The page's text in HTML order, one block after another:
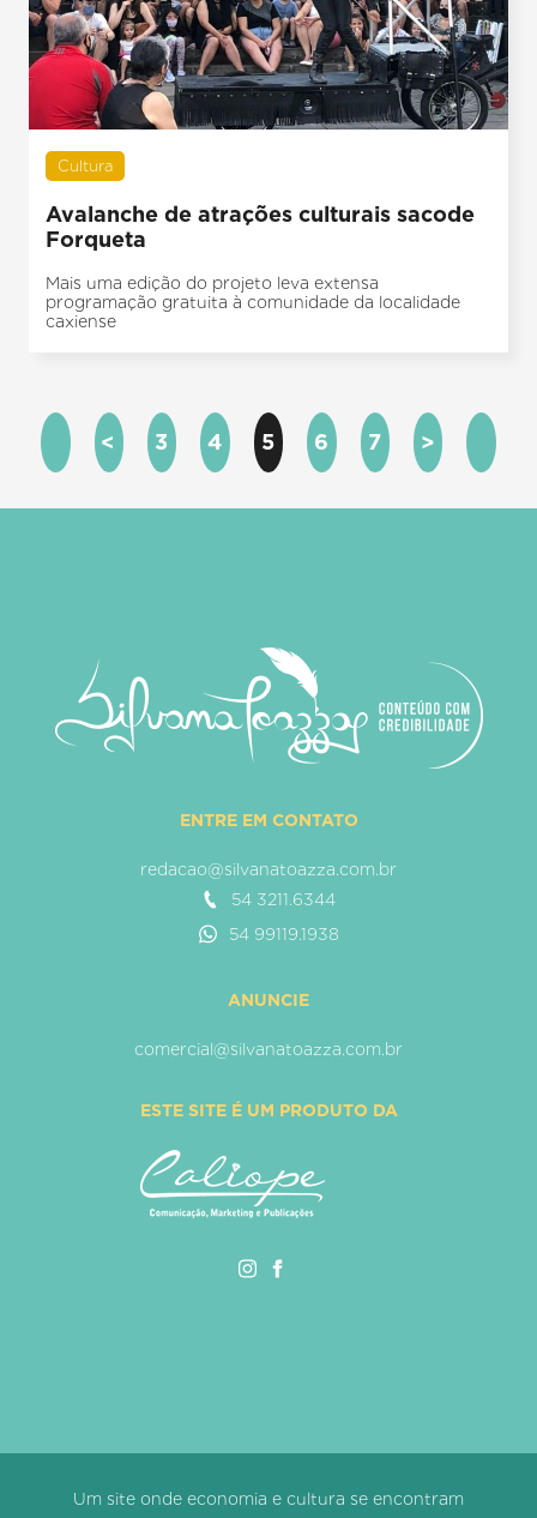
Cultura
Avalanche de atrações culturais sacode
Forqueta
Mais uma edição do projeto leva extensa
programação gratuita à comunidade da localidade
caxiense
< 3 4 5 6 7 >
ENTRE EM CONTATO
redacao@silvanatoazza.com.br
54 3211.6344
54 99119.1938
ANUNCIE
comercial@silvanatoazza.com.br
ESTE SITE É UM PRODUTO DA
Um site onde economia e cultura se encontram